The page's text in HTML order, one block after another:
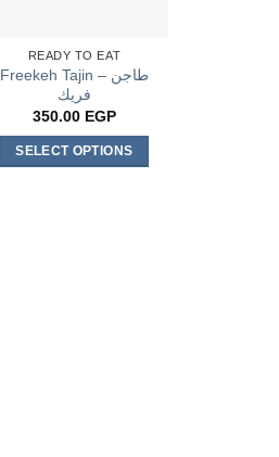
READY TO EAT
Freekeh Tajin – طاجن
فريك
350.00 EGP
SELECT OPTIONS